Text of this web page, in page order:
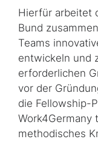
Hierfür arbeitet
Bund
Teams
entwickeln und
erforderlichen
vor der
die Fellowship-
Work4Germany
methodisches